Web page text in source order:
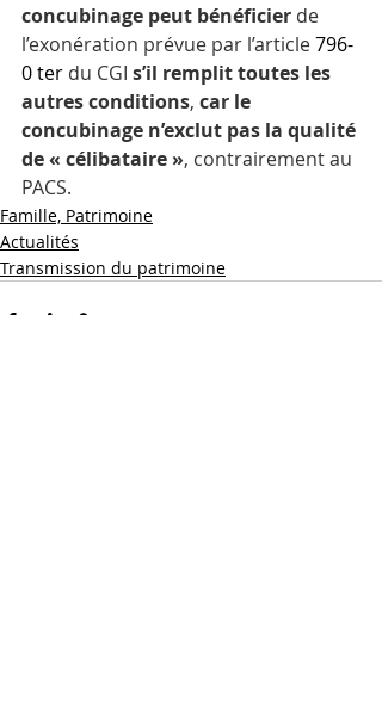
concubinage peut bénéficier de
l’exonération prévue par l’article796-
0 ter du CGI s’il remplit toutes les
autres conditions, car le
concubinage n’exclut pas la qualité
de « célibataire », contrairement au
PACS.
Famille, Patrimoine
Actualités
Transmission du patrimoine